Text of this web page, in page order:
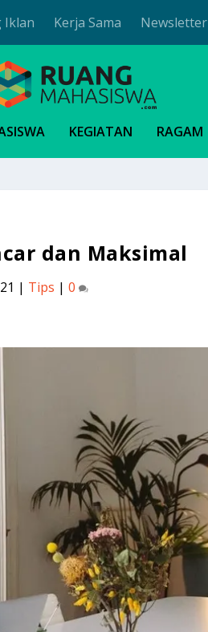
Iklan Kerja Sama Newsletter
KEGIATAN RAGAM
dan Maksimal
| Tips | 0